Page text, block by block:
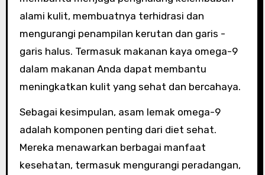
alami kulit, membuatnya terhidrasi dan
mengurangi penampilan kerutan dan garis -
garis halus. Termasuk makanan kaya omega-9
dalam makanan Anda dapat membantu
meningkatkan kulit yang sehat dan bercahaya.
Sebagai kesimpulan, asam lemak omega-9
adalah komponen penting dari diet sehat.
Mereka menawarkan berbagai manfaat
kesehatan, termasuk mengurangi peradangan,